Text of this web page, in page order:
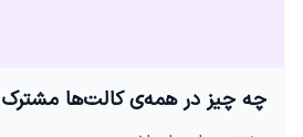
چه چیز در همه‌ی کالت‌ها مشترک